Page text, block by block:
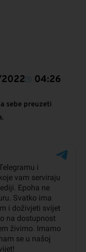
04:26
sebe preuzeti